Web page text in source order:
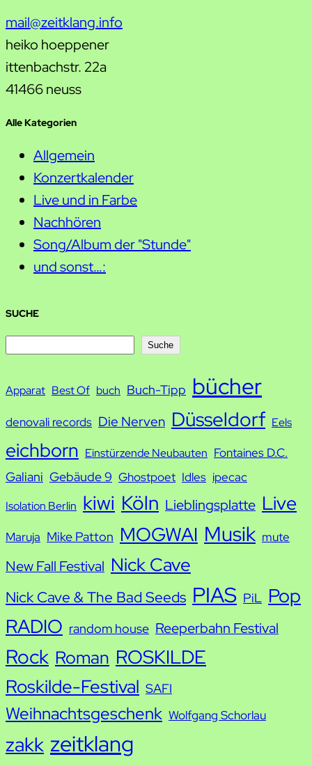
mail@zeitklang.info
heiko hoeppener
ittenbachstr. 22a
41466 neuss
Alle Kategorien
Allgemein
Konzertkalender
Live und in Farbe
Nachhören
Song/Album der "Stunde"
und sonst…:
SUCHE
c
Suche
Apparat Best Of buch Buch-Tipp bücher
denovali records Die Nerven Düsseldorf Eels
eichborn Einstürzende Neubauten Fontaines D.C.
Galiani Gebäude 9 Ghostpoet Idles ipecac
Isolation Berlin kiwi Köln Lieblingsplatte Live
Maruja Mike Patton MOGWAI Musik mute
New Fall Festival Nick Cave
Nick Cave & The Bad Seeds PIAS PiL Pop
RADIO random house Reeperbahn Festival
Rock Roman ROSKILDE
Roskilde-Festival SAFI
Weihnachtsgeschenk Wolfgang Schorlau
zakk zeitklang